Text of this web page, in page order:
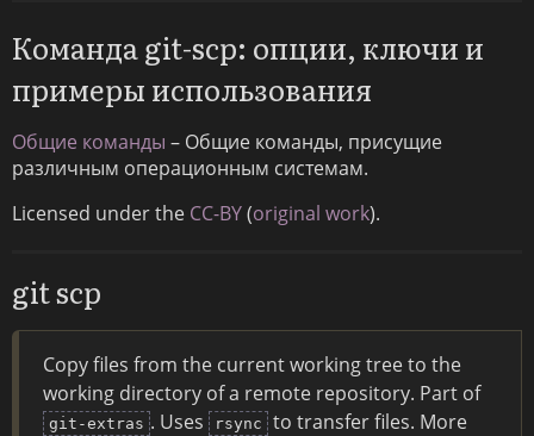
Команда git-scp: опции, ключи и
примеры использования
Общие команды – Общие команды, присущие
различным операционным системам.
Licensed under the CC-BY(original work).
git scp
Copy files from the current working tree to the
working directory of a remote repository. Part of
git-extras . Uses rsync
to transfer files. More